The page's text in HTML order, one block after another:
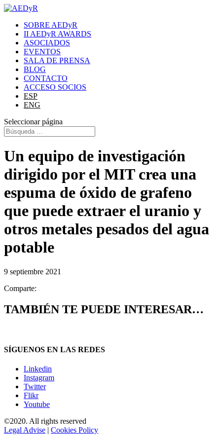
SOBRE AEDyR
II AEDyR AWARDS
ASOCIADOS
EVENTOS
SALA DE PRENSA
BLOG
CONTACTO
ACCESO SOCIOS
ESP
ENG
Seleccionar página
Un equipo de investigación
dirigido por el MIT crea una
espuma de óxido de grafeno
que puede extraer el uranio y
otros metales pesados del agua
potable
9 septiembre 2021
Comparte:
TAMBIÉN TE PUEDE INTERESAR…
SÍGUENOS EN LAS REDES
Linkedin
Instagram
Twitter
Flikr
Youtube
©2020. All rights reserved
Legal Advise | Cookies Policy